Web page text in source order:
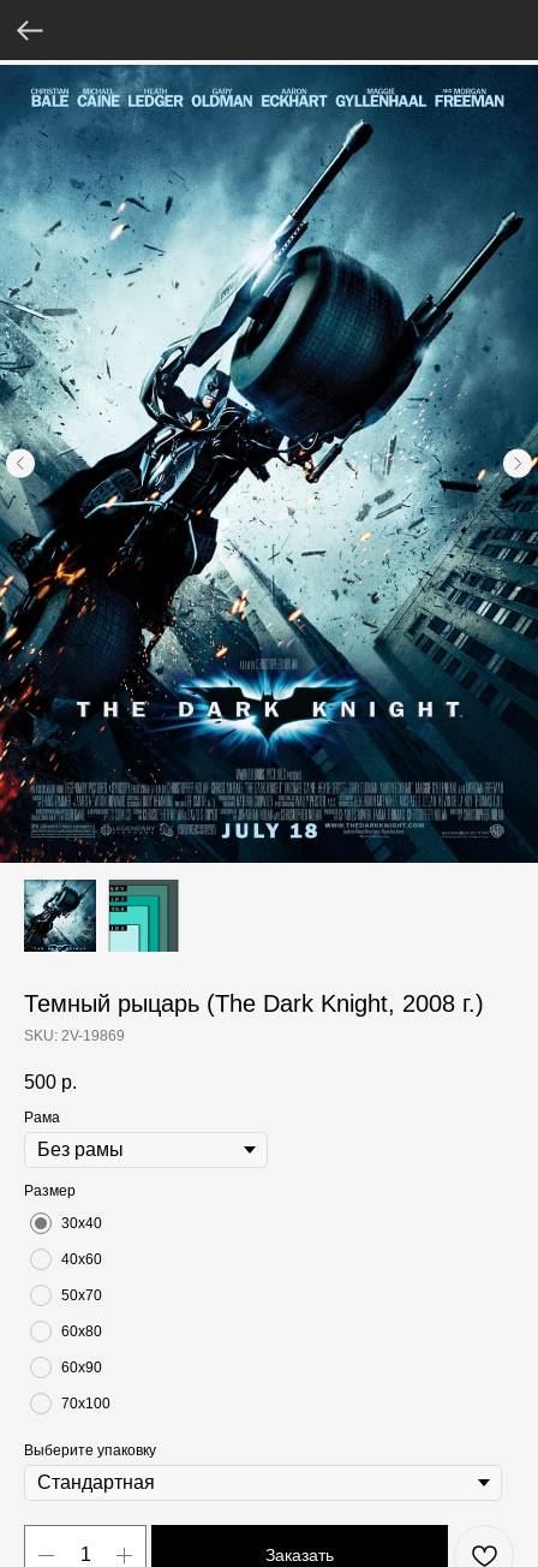
Темный рыцарь (The Dark Knight, 2008 г.)
SKU: 2V-19869
500 р.
Рама
Размер
30х40
40х60
50х70
60х80
60х90
70х100
Выберите упаковку
Заказать